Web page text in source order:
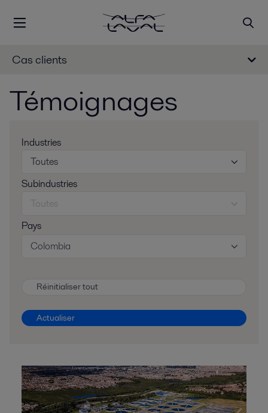
Cas clients
Témoignages
Industries
Toutes
Subindustries
Toutes
Pays
Colombia
Réinitialiser tout
Actualiser